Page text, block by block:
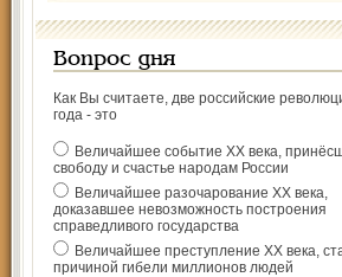
Вопрос дня
Как Вы считаете, две российские
года - это
Величайшее событие ХХ века,
свободу и счастье народам России
Величайшее разочарование ХХ века,
доказавшее невозможность построения
справедливого государства
Величайшее преступление ХХ века,
причиной гибели миллионов людей